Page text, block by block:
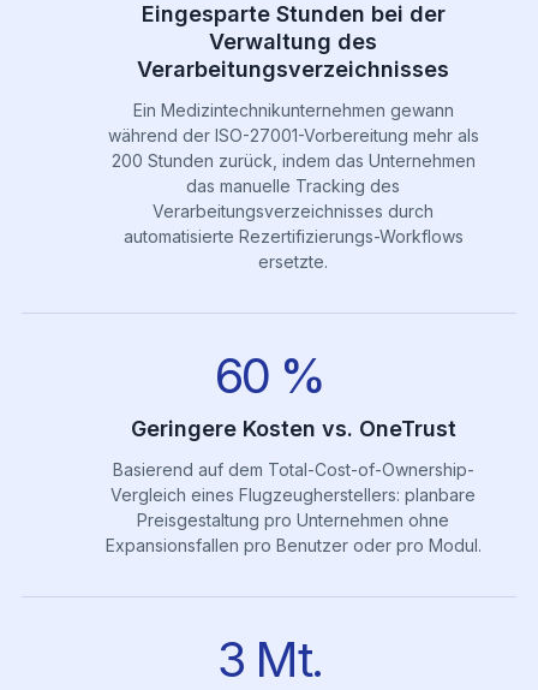
Eingesparte Stunden bei der
Verwaltung des
Verarbeitungsverzeichnisses
Ein Medizintechnikunternehmen gewann
während der ISO-27001-Vorbereitung mehr als
200 Stunden zurück, indem das Unternehmen
das manuelle Tracking des
Verarbeitungsverzeichnisses durch
automatisierte Rezertifizierungs-Workflows
ersetzte.
60 %
Geringere Kosten vs. OneTrust
Basierend auf dem Total-Cost-of-Ownership-
Vergleich eines Flugzeugherstellers: planbare
Preisgestaltung pro Unternehmen ohne
Expansionsfallen pro Benutzer oder pro Modul.
3 Mt.